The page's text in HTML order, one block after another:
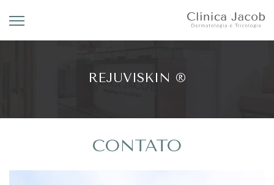
REJUVISKIN ®
CONTATO